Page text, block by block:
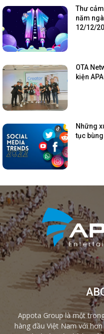
Thư
năm
12/12/
OTA
kiện
Những
tục
Appota Group là một
hàng đầu Việt Nam với